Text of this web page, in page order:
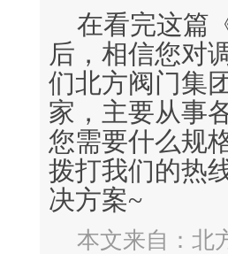
在看完这篇
后，相信您对
们北方阀门集
家，主要从事
您需要什么规
拨打我们的热
决方案~
本文来自：北